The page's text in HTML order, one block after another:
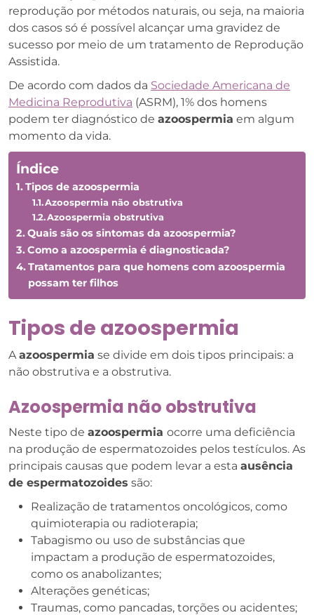
reprodução por métodos naturais, ou seja, na maioria
dos casos só é possível alcançar uma gravidez de
sucesso por meio de um tratamento de Reprodução
Assistida.
De acordo com dados da Sociedade Americana de
Medicina Reprodutiva (ASRM), 1% dos homens
podem ter diagnóstico de azoospermia em algum
momento da vida.
Índice
Tipos de azoospermia
Azoospermia não obstrutiva
Azoospermia obstrutiva
Quais são os sintomas da azoospermia?
Como a azoospermia é diagnosticada?
Tratamentos para que homens com azoospermia
possam ter filhos
Tipos de azoospermia
Aazoospermia se divide em dois tipos principais: a
não obstrutiva e a obstrutiva.
Azoospermia não obstrutiva
Neste tipo de azoospermia ocorre uma deficiência
na produção de espermatozoides pelos testículos. As
principais causas que podem levar a esta ausência
de espermatozoides são:
Realização de tratamentos oncológicos, como
quimioterapia ou radioterapia;
Tabagismo ou uso de substâncias que
impactam a produção de espermatozoides,
como os anabolizantes;
Alterações genéticas;
Traumas, como pancadas, torções ou acidentes;